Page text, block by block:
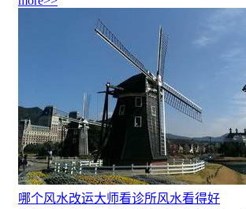
哪个风水改运大师看诊所风水看得好